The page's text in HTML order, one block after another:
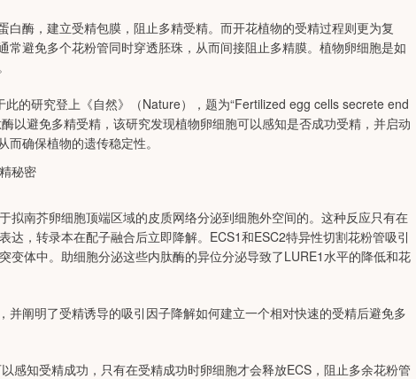
酶，建立受精包膜，阻止多精受精。而开花植物的受精过程则更为复
避免多个花粉管同时穿透胚珠，从而间接阻止多精膜。植物卵细胞是如
的研究登上《自然》（Nature），题为“Fertilized egg cells secrete end
以避免多精受精，该研究发现植物卵细胞可以感知是否成功受精，并启动
确保植物的遗传稳定性。
拟南芥卵细胞顶端区域的皮质网络分泌到细胞外空间的。这种反应只有在
达，转录本在配子融合后立即降解。ECS1和ESC2特异性切割花粉管吸引
变体中。助细胞分泌这些内肽酶的异位分泌导致了LURE1水平的降低和花
阐明了受精诱导的吸引因子降解如何建立一个相对快速的受精后避免多
感知受精成功，只有在受精成功时卵细胞才会释放ECS，阻止多余花粉管